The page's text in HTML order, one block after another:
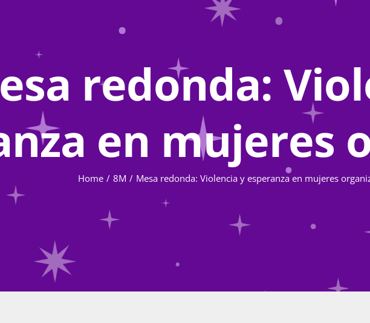
redonda:
en mujeres
Home 8M Mesa redonda: Violencia y esperanza en mujeres